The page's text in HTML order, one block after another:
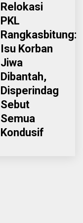
Relokasi
PKL
Rangkasbitung:
Isu Korban
Jiwa
Dibantah,
Disperindag
Sebut
Semua
Kondusif